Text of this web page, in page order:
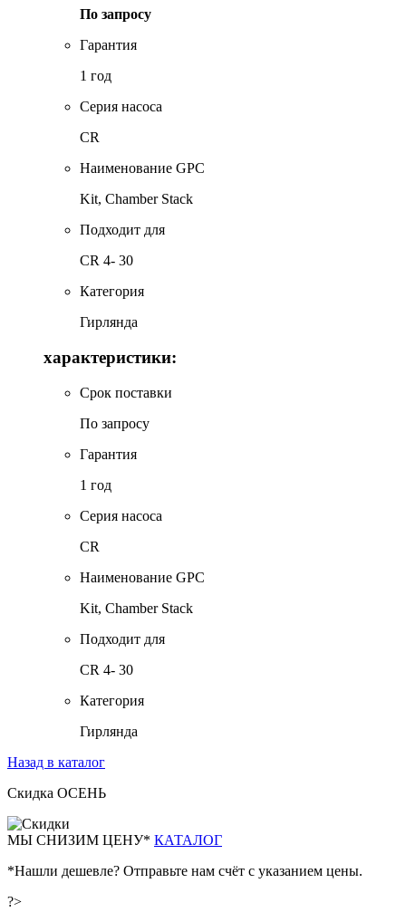
По запросу
Гарантия
1 год
Серия насоса
CR
Наименование GPC
Kit, Chamber Stack
Подходит для
CR 4- 30
Категория
Гирлянда
характеристики:
Срок поставки
По запросу
Гарантия
1 год
Серия насоса
CR
Наименование GPC
Kit, Chamber Stack
Подходит для
CR 4- 30
Категория
Гирлянда
Назад в каталог
Скидка ОСЕНЬ
МЫ СНИЗИМ ЦЕНУ* КАТАЛОГ
*Нашли дешевле? Отправьте нам счёт с указанием цены.
?>